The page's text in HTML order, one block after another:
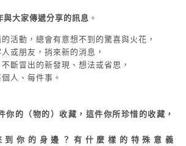
與大家傳遞分享的訊息 。
活動，總會有意想不到的驚喜與火花，
或朋友，捎來新的消息，
斷冒出的新發現、想法或省思，
人、每件事。
你的（物的）收藏，這件你所珍惜的收藏，
到你的身邊？有什麼樣的特殊意義